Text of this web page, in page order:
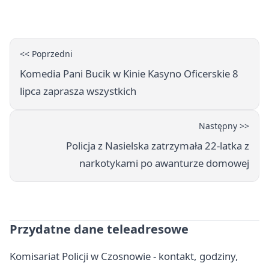
<< Poprzedni
Komedia Pani Bucik w Kinie Kasyno Oficerskie 8
lipca zaprasza wszystkich
Następny >>
Policja z Nasielska zatrzymała 22-latka z
narkotykami po awanturze domowej
Przydatne dane teleadresowe
Komisariat Policji w Czosnowie - kontakt, godziny,